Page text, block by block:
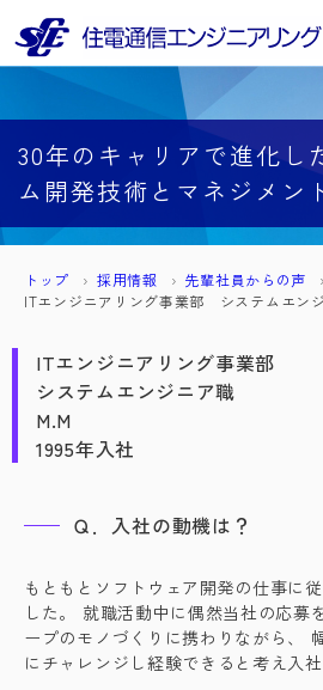
30年のキャリアで進化し
ム開発技術とマネジメン
トップ 採用情報
先輩社員からの声
ITエンジニアリング事業部 システムエン
ITエンジニアリング事業部
システムエンジニア職
M.M
1995年入社
Ｑ．入社の動機は？
もともとソフトウェア開発の仕事に
した。 就職活動中に偶然当社の応募
ープのモノづくりに携わりながら、
にチャレンジし経験できると考え入社